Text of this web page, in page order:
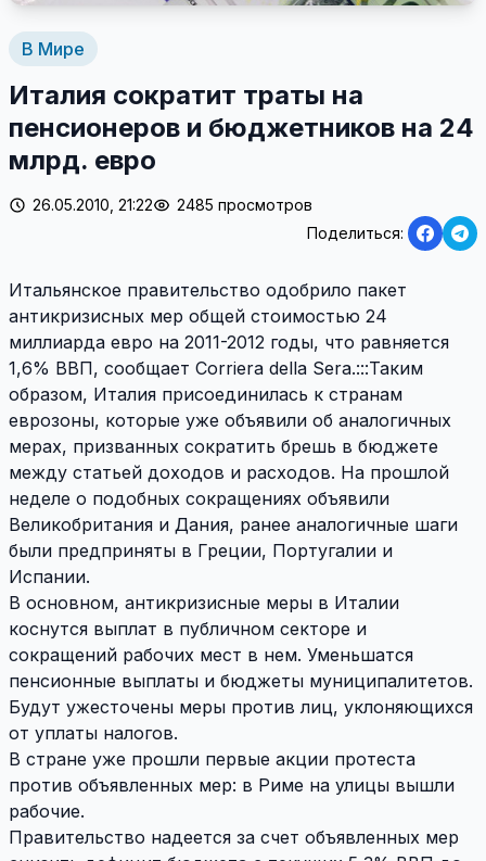
В Мире
Италия сократит траты на
пенсионеров и бюджетников на 24
млрд. евро
26.05.2010, 21:22
2485 просмотров
Поделиться:
Итальянское правительство одобрило пакет
антикризисных мер общей стоимостью 24
миллиарда евро на 2011-2012 годы, что равняется
1,6% ВВП, сообщает Corriera della Sera.:::Таким
образом, Италия присоединилась к странам
еврозоны, которые уже объявили об аналогичных
мерах, призванных сократить брешь в бюджете
между статьей доходов и расходов. На прошлой
неделе о подобных сокращениях объявили
Великобритания и Дания, ранее аналогичные шаги
были предприняты в Греции, Португалии и
Испании.
В основном, антикризисные меры в Италии
коснутся выплат в публичном секторе и
сокращений рабочих мест в нем. Уменьшатся
пенсионные выплаты и бюджеты муниципалитетов.
Будут ужесточены меры против лиц, уклоняющихся
от уплаты налогов.
В стране уже прошли первые акции протеста
против объявленных мер: в Риме на улицы вышли
рабочие.
Правительство надеется за счет объявленных мер